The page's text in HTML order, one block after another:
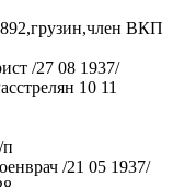
ВКП
/27 08 1937/
10 11
п
/21 05 1937/